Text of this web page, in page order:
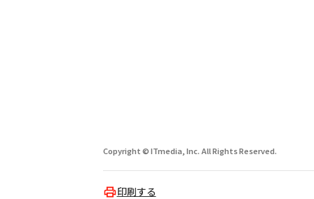
Copyright © ITmedia, Inc. All Rights Reserved.
印刷する